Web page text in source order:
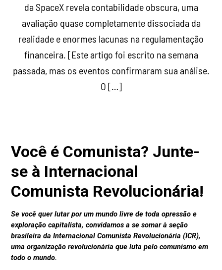
da SpaceX revela contabilidade obscura, uma
avaliação quase completamente dissociada da
realidade e enormes lacunas na regulamentação
financeira. [Este artigo foi escrito na semana
passada, mas os eventos confirmaram sua análise.
O […]